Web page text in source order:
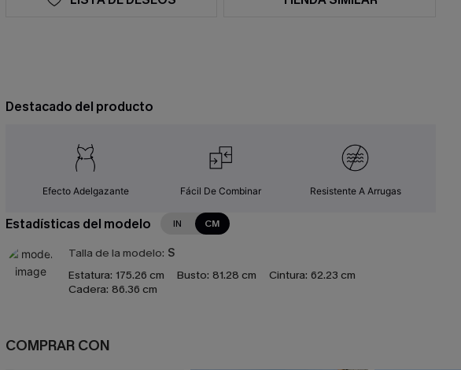
Destacado del producto
Efecto Adelgazante Fácil De Combinar Resistente A Arrugas
Estadísticas del modelo IN CM
Talla de la modelo: S
Estatura: 175.26 cm Busto: 81.28 cm Cintura: 62.23 cm
Cadera: 86.36 cm
COMPRAR CON